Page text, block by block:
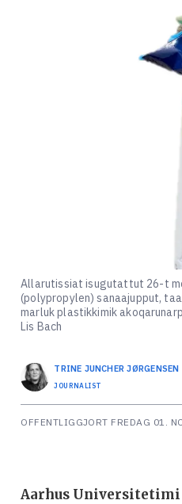
Allarutissiat isugutattut 26-t
(polypropylen) sanaajupput,
marluk plastikkimik
Lis Bach
TRINE JUNCHER JØRGENSEN
JOURNALIST
OFFENTLIGGJORT FREDAG 01.
Aarhus